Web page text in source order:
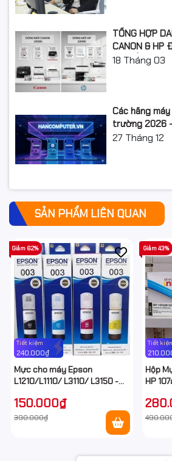
TỔNG HỢP
CANON & HP
LỘ TRÌNH
18 Tháng 03
Các hãng
trường 2026
chọn và so
27 Tháng 12
SẢN PHẨM LIÊN QUAN
Tiết kiệm
240.000₫
Giảm 62%
Mực cho máy Epson
L1210/L1110/ L3110/ L3150 -
150.000₫
390.000₫
Tiết
Giảm 43%
Hộp
HP